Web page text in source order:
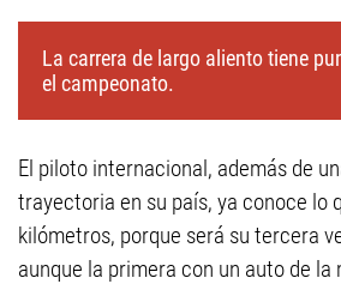
La carrera de largo aliento tiene
el campeonato.
El piloto internacional, además de
trayectoria en su país, ya conoce lo
kilómetros, porque será su tercera
aunque la primera con un auto de la